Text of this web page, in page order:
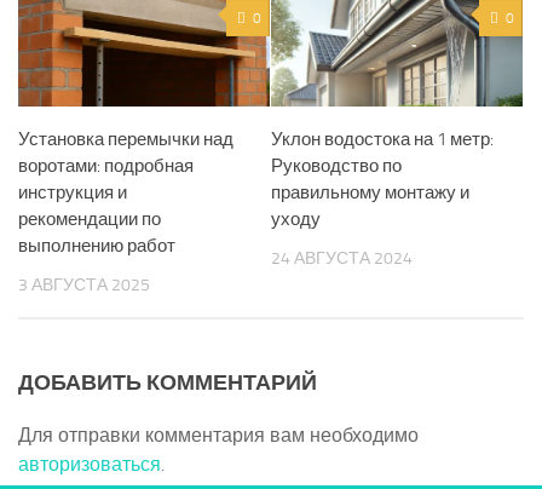
0
Установка перемычки над
воротами: подробная
инструкция и
рекомендации по
выполнению работ
3 АВГУСТА 2025
0
Уклон водостока на 1 метр:
Руководство по
правильному монтажу и
уходу
24 АВГУСТА 2024
ДОБАВИТЬ КОММЕНТАРИЙ
Для отправки комментария вам необходимо
авторизоваться.